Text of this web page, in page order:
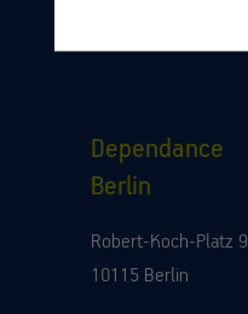
Dependance
Berlin
Robert-Koch-Platz 9
10115 Berlin